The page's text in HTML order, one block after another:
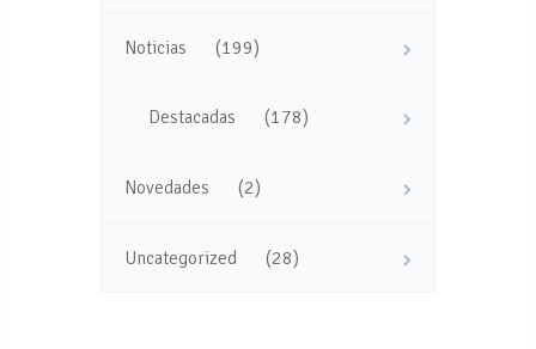
Noticias (199)
Destacadas (178)
Novedades (2)
Uncategorized (28)